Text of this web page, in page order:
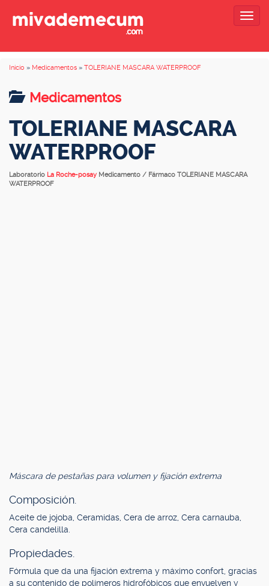
Inicio » Medicamentos » TOLERIANE MASCARA WATERPROOF
Medicamentos
TOLERIANE MASCARA
WATERPROOF
Laboratorio La Roche-posay Medicamento / Fármaco TOLERIANE MASCARA
WATERPROOF
Máscara de pestañas para volumen y fijación extrema
Composición.
Aceite de jojoba, Ceramidas, Cera de arroz, Cera carnauba,
Cera candelilla.
Propiedades.
Fórmula que da una fijación extrema y máximo confort, gracias
a su contenido de polímeros hidrofóbicos que envuelven y